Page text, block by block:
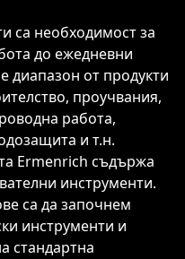
са необходимост за
до ежедневни
диапазон от продукти
проучвания,
работа,
и т.н.
Ermenrich съдържа
инструменти.
са да започнем
инструменти и
стандартна